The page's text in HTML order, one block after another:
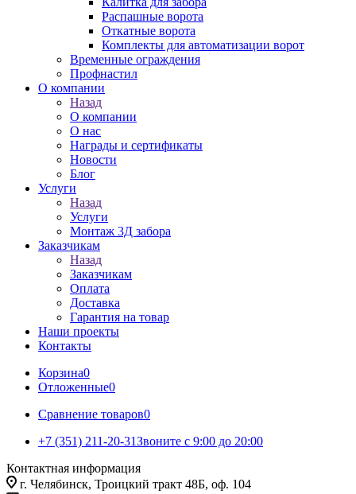
Распашные ворота
Откатные ворота
Комплекты для автоматизации ворот
Временные ограждения
Профнастил
О компании
Назад
О компании
О нас
Награды и сертификаты
Новости
Блог
Услуги
Назад
Услуги
Монтаж 3Д забора
Заказчикам
Назад
Заказчикам
Оплата
Доставка
Гарантия на товар
Наши проекты
Контакты
Корзина0
Отложенные0
Сравнение товаров0
+7 (351) 211-20-31Звоните с 9:00 до 20:00
Контактная информация
г. Челябинск, Троицкий тракт 48Б, оф. 104